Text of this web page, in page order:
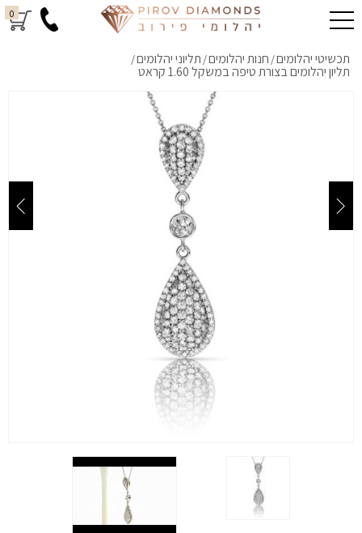
0
תכשיטי יהלומים/ חנות יהלומים/ תליוני יהלומים/
תליון יהלומים בצורת טיפה במשקל 1.60 קראט